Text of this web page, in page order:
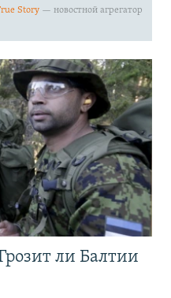
ли Балтии